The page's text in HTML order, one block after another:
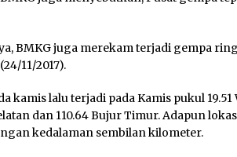
BMKG juga merekam terjadi gempa
11/2017).
kamis lalu terjadi pada Kamis pukul
dan 110.64 Bujur Timur. Adapun
kedalaman sembilan kilometer.